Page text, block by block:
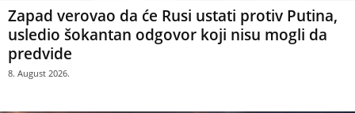
Zapad verovao da će Rusi ustati protiv Putina,
usledio šokantan odgovor koji nisu mogli da
predvide
8. August 2026.